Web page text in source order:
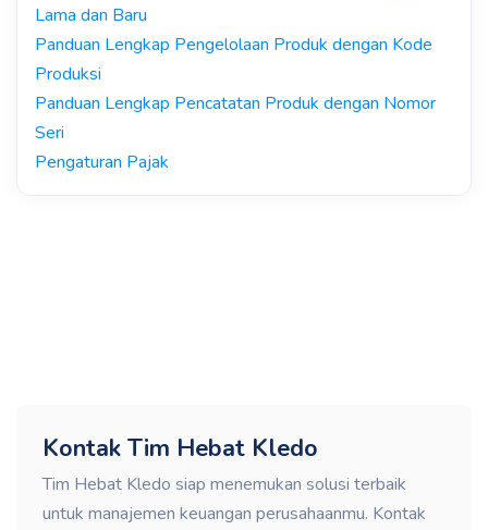
Lama dan Baru
Panduan Lengkap Pengelolaan Produk dengan Kode
Produksi
Panduan Lengkap Pencatatan Produk dengan Nomor
Seri
Pengaturan Pajak
Kontak Tim Hebat Kledo
Tim Hebat Kledo siap menemukan solusi terbaik
untuk manajemen keuangan perusahaanmu. Kontak